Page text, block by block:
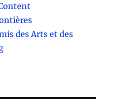
des Arts et des